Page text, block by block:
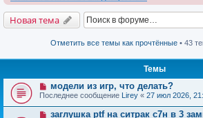
Новая тема
Отметить все темы как прочтённые• 43
Темы
модели из игр, что делать?
Последнее сообщение Lirey « 27 июл 2026,
заглушка ptf на ситрак с7н в 3